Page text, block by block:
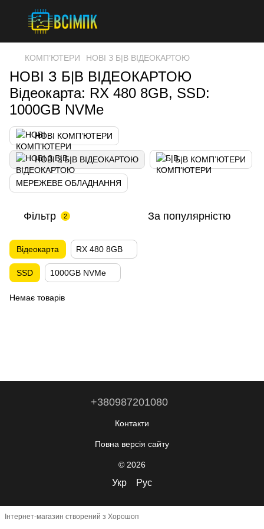
КОМП’ЮТЕРИ НОВІ З Б|В ВІДЕОКАРТОЮ
НОВІ З Б|В ВІДЕОКАРТОЮ
Відеокарта: RX 480 8GB, SSD:
1000GB NVMe
НОВІ КОМП’ЮТЕРИ
НОВІ З Б|В ВІДЕОКАРТОЮ Б|В КОМП’ЮТЕРИ
МЕРЕЖЕВЕ ОБЛАДНАННЯ
Фільтр 2 За популярністю
Відеокарта RX 480 8GB
SSD 1000GB NVMe
Немає товарів
+380987201080
Контакти
Повна версія сайту
© 2026
Укр Рус
Інтернет-магазин створений з Хорошоп